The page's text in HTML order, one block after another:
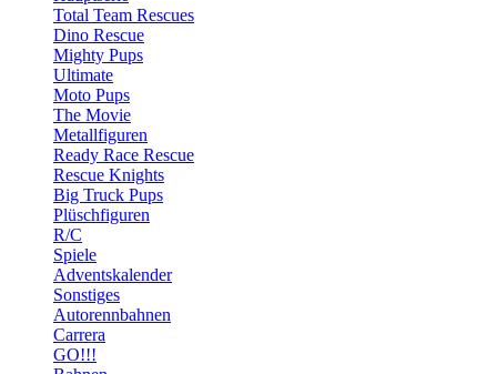
Total Team Rescues
Dino Rescue
Mighty Pups
Ultimate
Moto Pups
The Movie
Metallfiguren
Ready Race Rescue
Rescue Knights
Big Truck Pups
Plüschfiguren
R/C
Spiele
Adventskalender
Sonstiges
Autorennbahnen
Carrera
GO!!!